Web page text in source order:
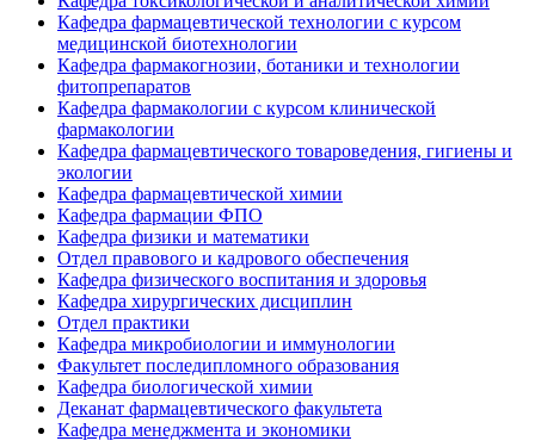
Кафедра фармацевтической технологии с курсом
медицинской биотехнологии
Кафедра фармакогнозии, ботаники и технологии
фитопрепаратов
Кафедра фармакологии с курсом клинической
фармакологии
Кафедра фармацевтического товароведения, гигиены и
экологии
Кафедра фармацевтической химии
Кафедра фармации ФПО
Кафедра физики и математики
Отдел правового и кадрового обеспечения
Кафедра физического воспитания и здоровья
Кафедра хирургических дисциплин
Отдел практики
Кафедра микробиологии и иммунологии
Факультет последипломного образования
Кафедра биологической химии
Деканат фармацевтического факультета
Кафедра менеджмента и экономики